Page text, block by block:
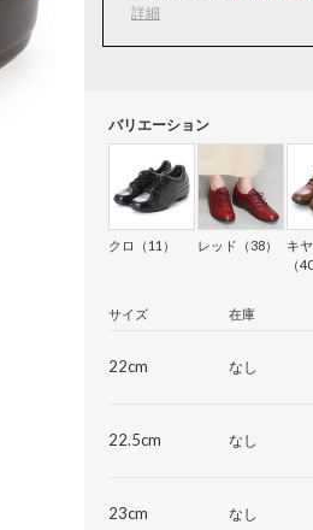
詳細
バリエーション
クロ（11） レッド（38）
キ
（
サイズ 在庫
22cm なし
22.5cm なし
23cm なし